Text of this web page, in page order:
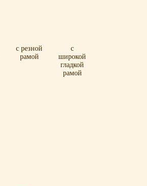
с резной
рамой
с
широкой
гладкой
рамой